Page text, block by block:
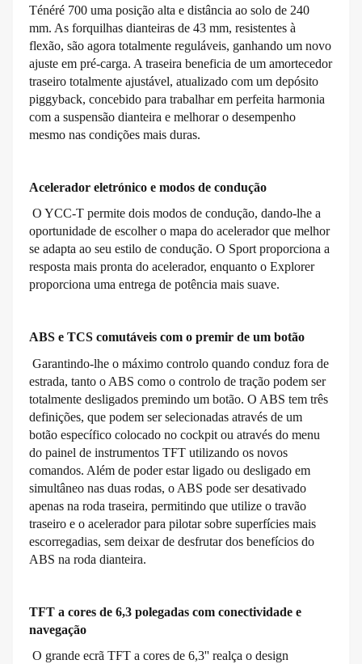
Ténéré 700 uma posição alta e distância ao solo de 240
mm. As forquilhas dianteiras de 43 mm, resistentes à
flexão, são agora totalmente reguláveis, ganhando um novo
ajuste em pré-carga. A traseira beneficia de um amortecedor
traseiro totalmente ajustável, atualizado com um depósito
piggyback, concebido para trabalhar em perfeita harmonia
com a suspensão dianteira e melhorar o desempenho
mesmo nas condições mais duras.
Acelerador eletrónico e modos de condução
O YCC-T permite dois modos de condução, dando-lhe a
oportunidade de escolher o mapa do acelerador que melhor
se adapta ao seu estilo de condução. O Sport proporciona a
resposta mais pronta do acelerador, enquanto o Explorer
proporciona uma entrega de potência mais suave.
ABS e TCS comutáveis com o premir de um botão
Garantindo-lhe o máximo controlo quando conduz fora de
estrada, tanto o ABS como o controlo de tração podem ser
totalmente desligados premindo um botão. O ABS tem três
definições, que podem ser selecionadas através de um
botão específico colocado no cockpit ou através do menu
do painel de instrumentos TFT utilizando os novos
comandos. Além de poder estar ligado ou desligado em
simultâneo nas duas rodas, o ABS pode ser desativado
apenas na roda traseira, permitindo que utilize o travão
traseiro e o acelerador para pilotar sobre superfícies mais
escorregadias, sem deixar de desfrutar dos benefícios do
ABS na roda dianteira.
TFT a cores de 6,3 polegadas com conectividade e
navegação
O grande ecrã TFT a cores de 6,3'' realça o design